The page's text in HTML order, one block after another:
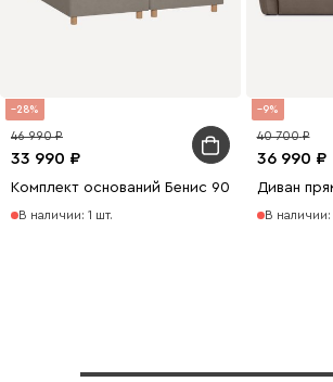
28
33 990
46 990
Комплект оснований Бенис 90 Велюр Какао
В наличии: 1 шт.
9
36 990
40 700
Диван
В наличии: